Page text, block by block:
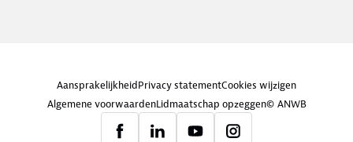
AansprakelijkheidPrivacy statementCookies wijzigen
Algemene voorwaardenLidmaatschap opzeggen© ANWB